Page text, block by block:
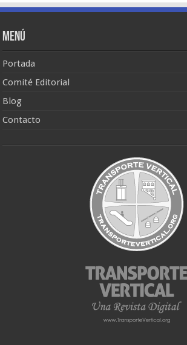
Menú
Portada
Comité Editorial
Blog
Contacto